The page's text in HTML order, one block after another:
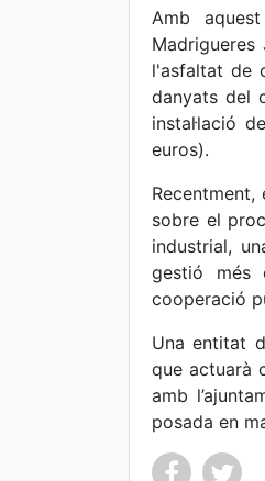
Amb
l'asfaltat de
danyats del
instal·lació
euros).
sobre el
industrial,
gestió més
cooperació
Una entitat
que actuarà
amb
posada en